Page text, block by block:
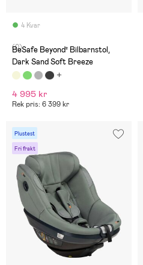
4 Kvar
(0)
BeSafe Beyond² Bilbarnstol,
Dark Sand Soft Breeze
4 995 kr
Rek pris: 6 399 kr
Plustest
Fri frakt